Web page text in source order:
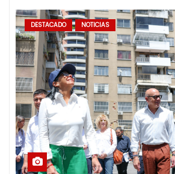
DESTACADO NOTICIAS